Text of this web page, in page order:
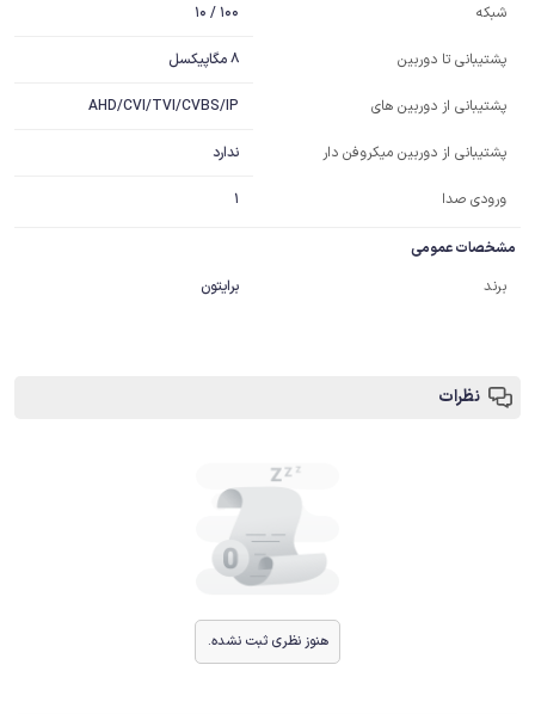
شبکه 100 / 10
پشتیبانی تا دوربین 8 مگاپیکسل
پشتیبانی از دوربین های AHD/CVI/TVI/CVBS/IP
پشتیبانی از دوربین میکروفن دار ندارد
ورودی صدا 1
مشخصات عمومی
برند
برایتون
نظرات
هنوز نظری ثبت نشده.